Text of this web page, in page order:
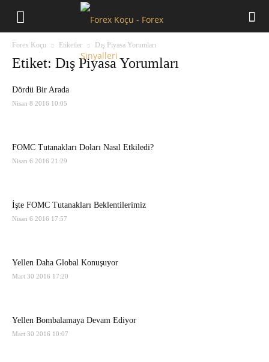
Forex Koçu Etiketler Dış Piyasa Yorumları
Etiket: Dış Piyasa Yorumları
Dördü Bir Arada
Nisan 8 2016 10:05
FOMC Tutanakları Doları Nasıl Etkiledi?
Nisan 6 2016 21:29
İşte FOMC Tutanakları Beklentilerimiz
Nisan 6 2016 17:57
Yellen Daha Global Konuşuyor
Mart 30 2016 17:20
Yellen Bombalamaya Devam Ediyor
Mart 30 2016 10:07